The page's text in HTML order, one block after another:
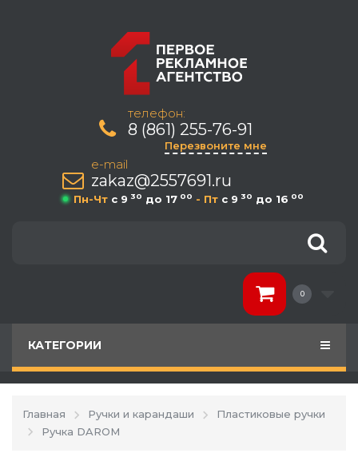
телефон:
8 (861) 255-76-91
Перезвоните мне
e-mail
zakaz@2557691.ru
Пн-Чт c 9 30 до 17 00 - Пт c 9 30 до 16 00
0
КАТЕГОРИИ
Главная Ручки и карандаши
Пластиковые ручки
Ручка DAROM